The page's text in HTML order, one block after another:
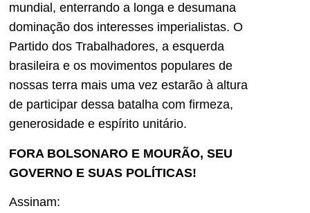
mundial, enterrando a longa e desumana
dominação dos interesses imperialistas. O
Partido dos Trabalhadores, a esquerda
brasileira e os movimentos populares de
nossas terra mais uma vez estarão à altura
de participar dessa batalha com firmeza,
generosidade e espírito unitário.
FORA BOLSONARO E MOURÃO, SEU
GOVERNO E SUAS POLÍTICAS!
Assinam: